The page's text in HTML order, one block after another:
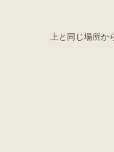
上と同じ場所か